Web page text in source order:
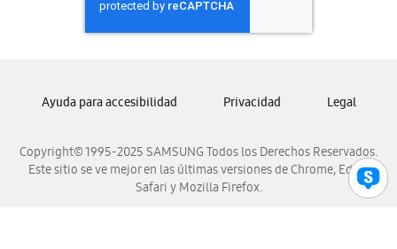
Samsung Nicaragua
Samsung Panamá
Samsung Venezuela
Copyright© 1995-2025 SAMSUNG Todos los Derechos Reservados.
Este sitio se ve mejor en las últimas versiones de Chrome, Edge,
Safari y Mozilla Firefox.
Ayuda para accesibilidad Privacidad Legal